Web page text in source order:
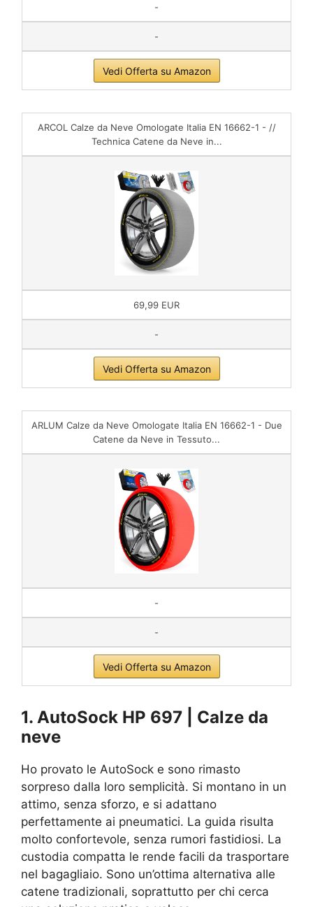
-
-
Vedi Offerta su Amazon
ARCOL Calze da Neve Omologate Italia EN 16662-1 - //
Technica Catene da Neve in...
69,99 EUR
-
Vedi Offerta su Amazon
ARLUM Calze da Neve Omologate Italia EN 16662-1 - Due
Catene da Neve in Tessuto...
-
-
Vedi Offerta su Amazon
1. AutoSock HP 697 | Calze da
neve
Ho provato le AutoSock e sono rimasto
sorpreso dalla loro semplicità. Si montano in un
attimo, senza sforzo, e si adattano
perfettamente ai pneumatici. La guida risulta
molto confortevole, senza rumori fastidiosi. La
custodia compatta le rende facili da trasportare
nel bagagliaio. Sono un’ottima alternativa alle
catene tradizionali, soprattutto per chi cerca